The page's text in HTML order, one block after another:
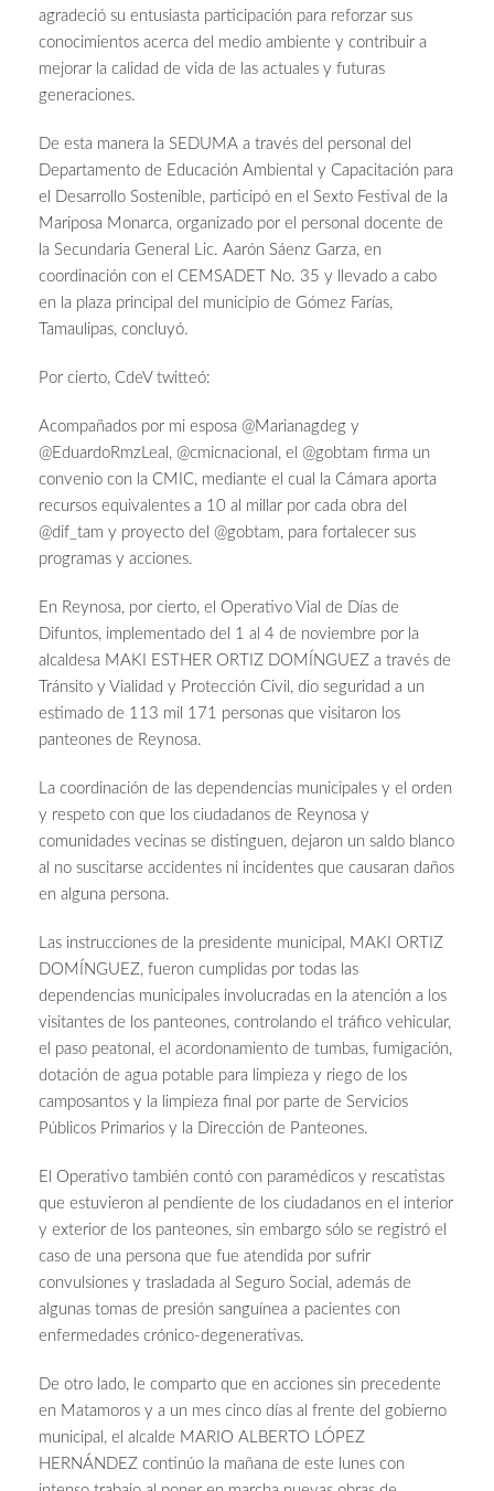
agradeció su entusiasta participación para reforzar sus
conocimientos acerca del medio ambiente y contribuir a
mejorar la calidad de vida de las actuales y futuras
generaciones.
De esta manera la SEDUMA a través del personal del
Departamento de Educación Ambiental y Capacitación para
el Desarrollo Sostenible, participó en el Sexto Festival de la
Mariposa Monarca, organizado por el personal docente de
la Secundaria General Lic. Aarón Sáenz Garza, en
coordinación con el CEMSADET No. 35 y llevado a cabo
en la plaza principal del municipio de Gómez Farías,
Tamaulipas, concluyó.
Por cierto, CdeV twitteó:
Acompañados por mi esposa @Marianagdeg y
@EduardoRmzLeal, @cmicnacional, el @gobtam firma un
convenio con la CMIC, mediante el cual la Cámara aporta
recursos equivalentes a 10 al millar por cada obra del
@dif_tam y proyecto del @gobtam, para fortalecer sus
programas y acciones.
En Reynosa, por cierto, el Operativo Vial de Días de
Difuntos, implementado del 1 al 4 de noviembre por la
alcaldesa MAKI ESTHER ORTIZ DOMÍNGUEZ a través de
Tránsito y Vialidad y Protección Civil, dio seguridad a un
estimado de 113 mil 171 personas que visitaron los
panteones de Reynosa.
La coordinación de las dependencias municipales y el orden
y respeto con que los ciudadanos de Reynosa y
comunidades vecinas se distinguen, dejaron un saldo blanco
al no suscitarse accidentes ni incidentes que causaran daños
en alguna persona.
Las instrucciones de la presidente municipal, MAKI ORTIZ
DOMÍNGUEZ, fueron cumplidas por todas las
dependencias municipales involucradas en la atención a los
visitantes de los panteones, controlando el tráfico vehicular,
el paso peatonal, el acordonamiento de tumbas, fumigación,
dotación de agua potable para limpieza y riego de los
camposantos y la limpieza final por parte de Servicios
Públicos Primarios y la Dirección de Panteones.
El Operativo también contó con paramédicos y rescatistas
que estuvieron al pendiente de los ciudadanos en el interior
y exterior de los panteones, sin embargo sólo se registró el
caso de una persona que fue atendida por sufrir
convulsiones y trasladada al Seguro Social, además de
algunas tomas de presión sanguínea a pacientes con
enfermedades crónico-degenerativas.
De otro lado, le comparto que en acciones sin precedente
en Matamoros y a un mes cinco días al frente del gobierno
municipal, el alcalde MARIO ALBERTO LÓPEZ
HERNÁNDEZ continúo la mañana de este lunes con